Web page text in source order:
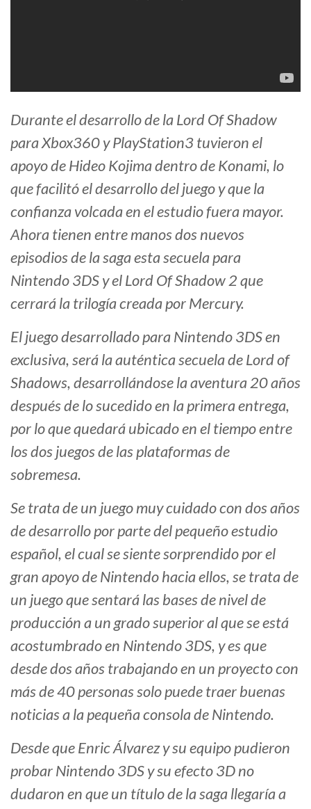
Durante el desarrollo de la Lord Of Shadow
para Xbox360 y PlayStation3 tuvieron el
apoyo de Hideo Kojima dentro de Konami, lo
que facilitó el desarrollo del juego y que la
confianza volcada en el estudio fuera mayor.
Ahora tienen entre manos dos nuevos
episodios de la saga esta secuela para
Nintendo 3DS y el Lord Of Shadow 2 que
cerrará la trilogía creada por Mercury.
El juego desarrollado para Nintendo 3DS en
exclusiva, será la auténtica secuela de Lord of
Shadows, desarrollándose la aventura 20 años
después de lo sucedido en la primera entrega,
por lo que quedará ubicado en el tiempo entre
los dos juegos de las plataformas de
sobremesa.
Se trata de un juego muy cuidado con dos años
de desarrollo por parte del pequeño estudio
español, el cual se siente sorprendido por el
gran apoyo de Nintendo hacia ellos, se trata de
un juego que sentará las bases de nivel de
producción a un grado superior al que se está
acostumbrado en Nintendo 3DS, y es que
desde dos años trabajando en un proyecto con
más de 40 personas solo puede traer buenas
noticias a la pequeña consola de Nintendo.
Desde que Enric Álvarez y su equipo pudieron
probar Nintendo 3DS y su efecto 3D no
dudaron en que un título de la saga llegaría a